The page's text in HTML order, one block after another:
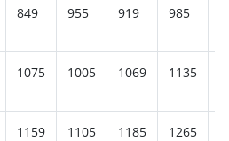
849 955 919 985
1075 1005 1069 1135
1159 1105 1185 1265